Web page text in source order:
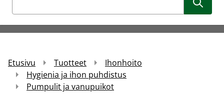
Etusivu Tuotteet
Ihonhoito
Hygienia ja ihon puhdistus
Pumpulit ja vanupuikot